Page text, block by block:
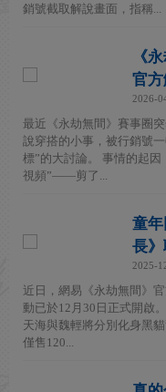
銷號截取解說畫面，指稱...
《
官
2026-
最近《永劫無間》賽事圈
說穿搭的小事，被行銷號
標”的大討論。 事情的起
視頻”——剪了...
童
長
2025-
近日，網易《永劫無間》
動已於12月30日正式開啟
天海與魏輕將分別化身黑
僅售120...